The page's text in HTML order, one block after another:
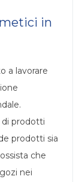
in
a lavorare
di prodotti
prodotti sia
che
nei